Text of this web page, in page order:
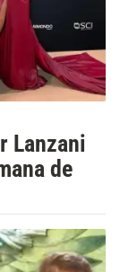
Lanzani
de